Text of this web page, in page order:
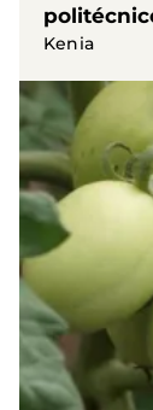
Kenia